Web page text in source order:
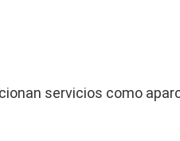
servicios como